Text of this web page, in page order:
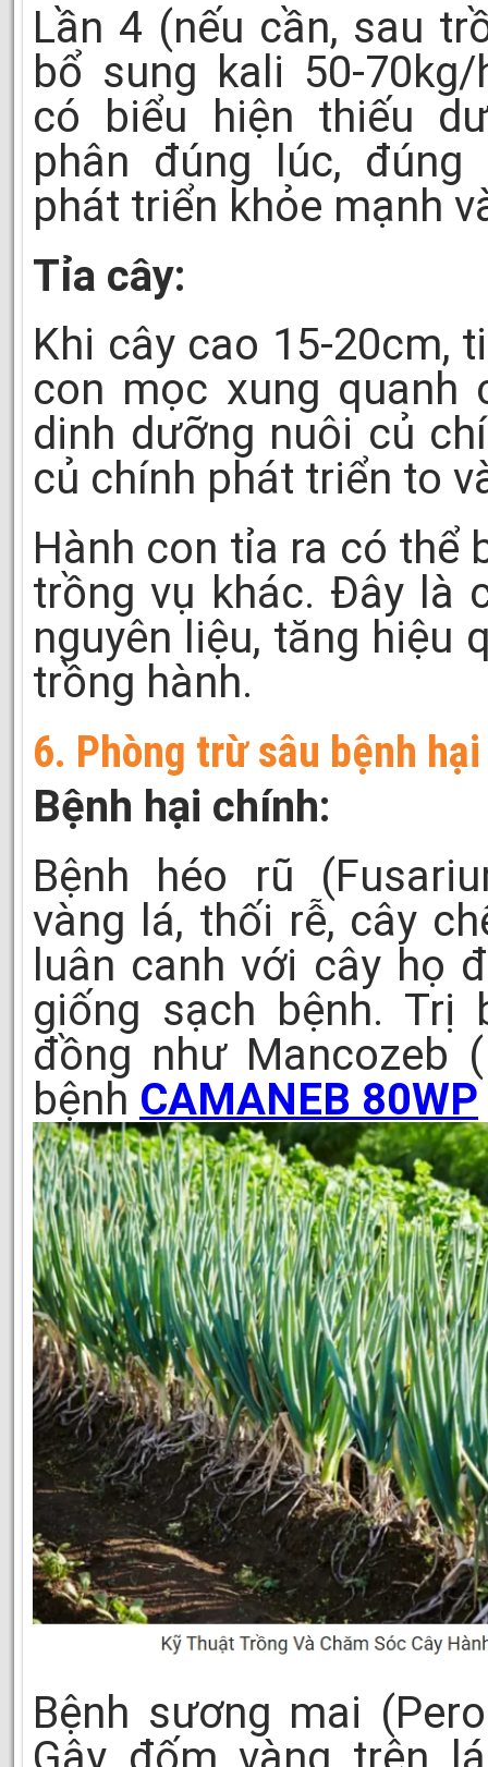
Lần 4 (nếu cần, sau
bổ sung kali 50-
có biểu hiện thiếu
phân đúng lúc,
phát triển khỏe mạnh
Tỉa cây:
Khi cây cao 15-20cm,
con mọc xung quanh
dinh dưỡng nuôi củ
củ chính phát triển to
Hành con tỉa ra có thể
trồng vụ khác. Đây là
nguyên liệu, tăng hiệu
trồng hành.
6. Phòng trừ sâu bệnh
Bệnh hại chính:
Bệnh héo rũ
vàng lá, thối rễ, cây
luân canh với cây họ
giống sạch bệnh. Trị
đồng như Mancozeb
bệnh CAMANEB 80WP
Bệnh sương mai